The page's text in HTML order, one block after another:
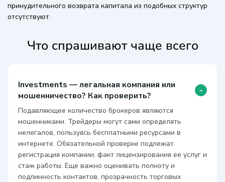
принудительного возврата капитала из подобных структур
отсутствуют.
Что спрашивают чаще всего
Investments — легальная компания или
мошенничество? Как проверить?
-
Подавляющее количество брокеров являются
мошенниками. Трейдеры могут сами определять
нелегалов, пользуясь бесплатными ресурсами в
интернете. Обязательной проверке подлежат
регистрация компании, факт лицензирования ее услуг и
стаж работы. Еще важно оценивать полноту и
подлинность контактов, прозрачность торговых